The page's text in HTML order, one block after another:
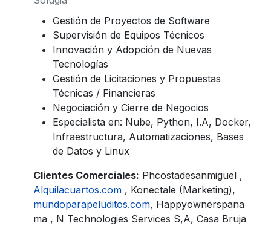
Gestión de Proyectos de Software
Supervisión de Equipos Técnicos
Innovación y Adopción de Nuevas
Tecnologías
Gestión de Licitaciones y Propuestas
Técnicas / Financieras
Negociación y Cierre de Negocios
Especialista en: Nube, Python, I.A, Docker,
Infraestructura, Automatizaciones, Bases
de Datos y Linux
Clientes Comerciales: Phcostadesanmiguel ,
Alquilacuartos.com , Konectale (Marketing),
mundoparapeluditos.com, Happyownerspana
ma , N Technologies Services S,A, Casa Bruja